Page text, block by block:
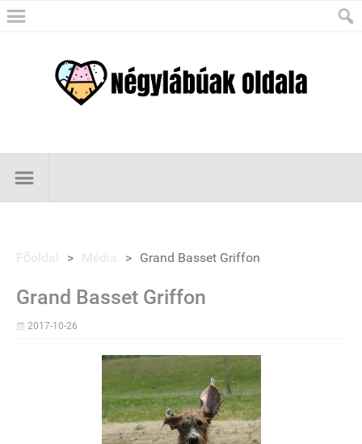
Főoldal > Média > Grand Basset Griffon
Grand Basset Griffon
2017-10-26